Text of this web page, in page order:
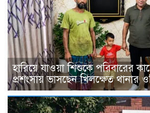
হারিয়ে যাওয়া শিশুকে পরিবারের
প্রশংসায় ভাসছেন খিলক্ষেত থানার